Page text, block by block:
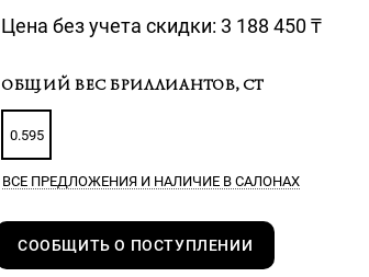
Цена без учета скидки: 3 188 450₸
ОБЩИЙ ВЕС БРИЛЛИАНТОВ, CT
0.595
ВСЕ ПРЕДЛОЖЕНИЯ И НАЛИЧИЕ В САЛОНАХ
СООБЩИТЬ О ПОСТУПЛЕНИИ